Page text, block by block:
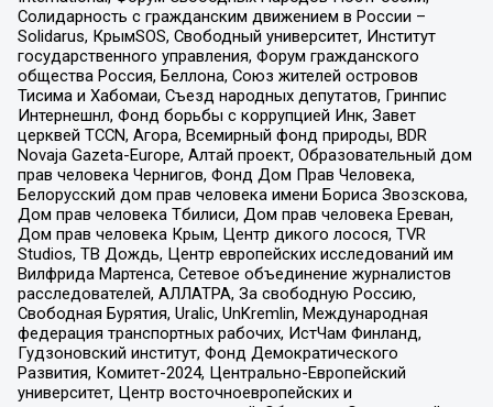
Солидарность с гражданским движением в России –
Solidarus, КрымSOS, Свободный университет, Институт
государственного управления, Форум гражданского
общества Россия, Беллона, Союз жителей островов
Тисима и Хабомаи, Съезд народных депутатов, Гринпис
Интернешнл, Фонд борьбы с коррупцией Инк, Завет
церквей TCCN, Агора, Всемирный фонд природы, BDR
Novaja Gazeta-Europe, Алтай проект, Образовательный дом
прав человека Чернигов, Фонд Дом Прав Человека,
Белорусский дом прав человека имени Бориса Звозскова,
Дом прав человека Тбилиси, Дом прав человека Ереван,
Дом прав человека Крым, Центр дикого лосося, TVR
Studios, ТВ Дождь, Центр европейских исследований им
Вилфрида Мартенса, Сетевое объединение журналистов
расследователей, АЛЛАТРА, За свободную Россию,
Свободная Бурятия, Uralic, UnKremlin, Международная
федерация транспортных рабочих, ИстЧам Финланд,
Гудзоновский институт, Фонд Демократического
Развития, Комитет-2024, Центрально-Европейский
университет, Центр восточноевропейских и